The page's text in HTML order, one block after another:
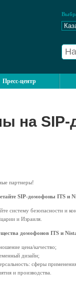
Пресс-центр
на
партнеры!
SIP-домофоны ITS и
систему безопасности и
и Израиля.
домофонов ITS и
цена/качество;
дизайн;
сферы
и производства.